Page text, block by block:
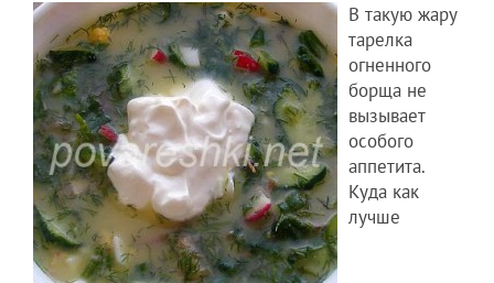
В такую жару
тарелка
огненного
борща не
вызывает
особого
аппетита.
Куда как
лучше